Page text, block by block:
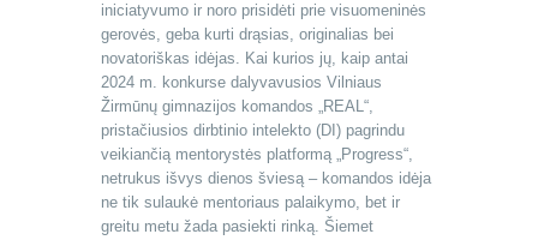
iniciatyvumo ir noro prisidėti prie visuomeninės
gerovės, geba kurti drąsias, originalias bei
novatoriškas idėjas. Kai kurios jų, kaip antai
2024 m. konkurse dalyvavusios Vilniaus
Žirmūnų gimnazijos komandos „REAL“,
pristačiusios dirbtinio intelekto (DI) pagrindu
veikiančią mentorystės platformą „Progress“,
netrukus išvys dienos šviesą – komandos idėja
ne tik sulaukė mentoriaus palaikymo, bet ir
greitu metu žada pasiekti rinką. Šiemet